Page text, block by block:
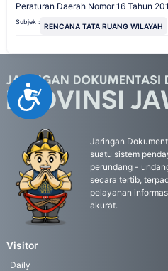
Accessibility
Peraturan Daerah Nomor 16 Tahun
Subjek : RENCANA TATA RUANG WILAYAH
Jaringan
suatu sistem
perundang -
secara tertib,
pelayanan
akurat.
Visitor
Daily